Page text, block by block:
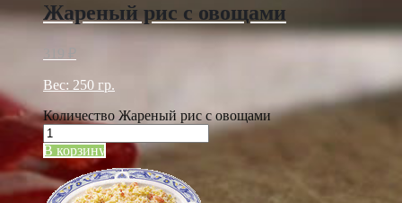
Жареный рис с овощами
Вес: 250 гр.
Количество Жареный рис с овощами
В корзину